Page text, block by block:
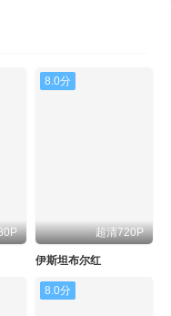
8.0分
超清720P
伊斯坦布尔红
8.0分